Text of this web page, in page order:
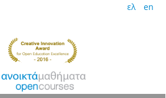
ελ en